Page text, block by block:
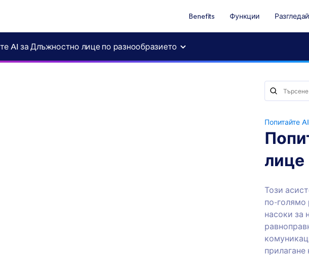
Benefits Функции
AI за Длъжностно лице по разнообразието
Попитайте AI
лице
Този
по-голямо
насоки за
прилагане